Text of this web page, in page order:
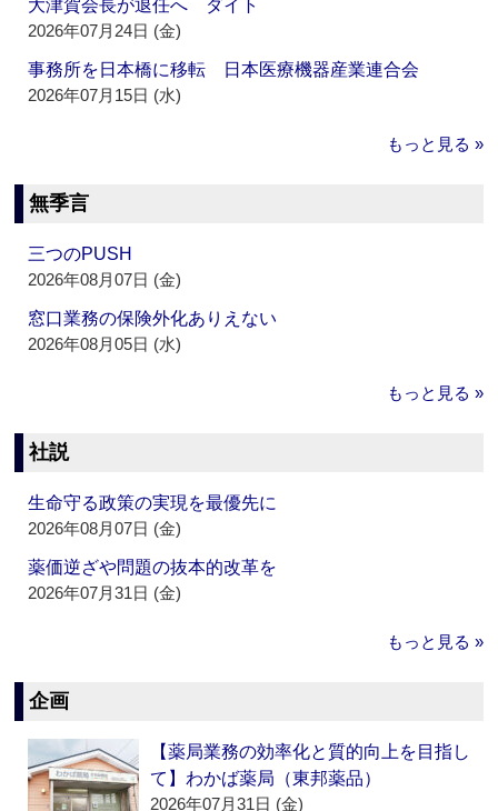
大津賀会長が退任へ ダイト
2026年07月24日 (金)
事務所を日本橋に移転 日本医療機器産業連合会
2026年07月15日 (水)
もっと見る »
無季言
三つのPUSH
2026年08月07日 (金)
窓口業務の保険外化ありえない
2026年08月05日 (水)
もっと見る »
社説
生命守る政策の実現を最優先に
2026年08月07日 (金)
薬価逆ざや問題の抜本的改革を
2026年07月31日 (金)
もっと見る »
企画
【薬局業務の効率化と質的向上を目指し
て】わかば薬局（東邦薬品）
2026年07月31日 (金)